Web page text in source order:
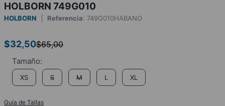
HOLBORN 749G010
HOLBORN Referencia: 749G010HABANO
$32,50$65,00
XS S M L XL
Guía de Tallas